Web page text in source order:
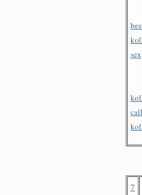
7